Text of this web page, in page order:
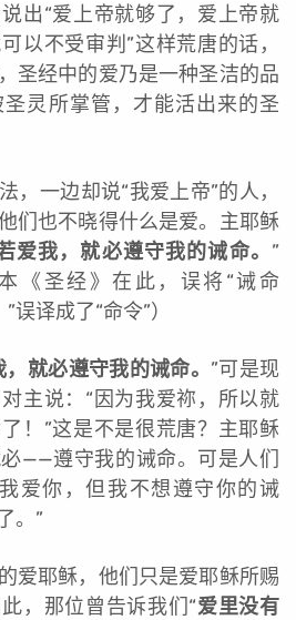
出“爱上帝就够了，爱上帝就
以不受审判”这样荒唐的话，
圣经中的爱乃是一种圣洁的品
灵所掌管，才能活出来的圣
，一边却说“我爱上帝”的人，
们也不晓得什么是爱。主耶稣
爱我，就必遵守我的诫命。 ”
《圣经》在此，误将“诫命
误译成了“命令”）
就必遵守我的诫命。 ”可是现
主说：“因为我爱祢，所以就
！”这是不是很荒唐？主耶稣
——遵守我的诫命。可是人们
爱你，但我不想遵守你的诫
。”
爱耶稣，他们只是爱耶稣所赐
，那位曾告诉我们“爱里没有